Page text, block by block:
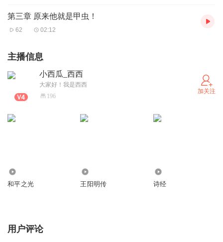
第三章 原来他就是甲虫！
62 02:12
主播信息
小西瓜_西西
大家好！我是西西
196
加关注
和平之光 王阳明传 诗经
用户评论